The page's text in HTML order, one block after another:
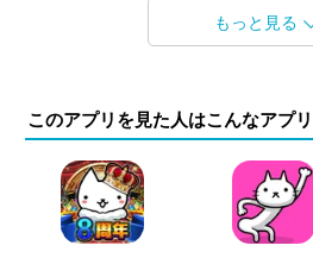
もっと見る
このアプリを見た人はこんなアプ